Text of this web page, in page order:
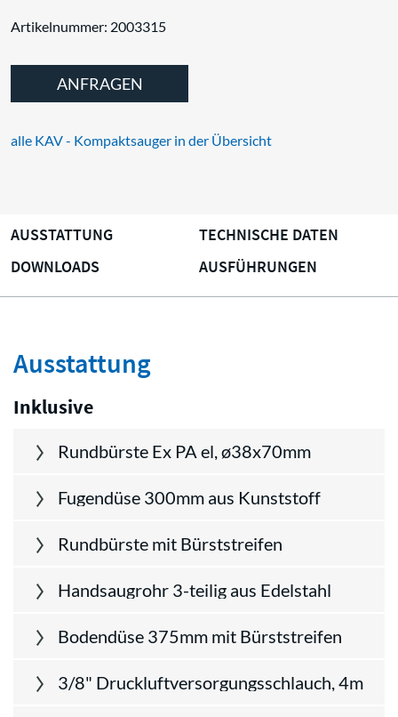
Artikelnummer: 2003315
ANFRAGEN
alle KAV - Kompaktsauger in der Übersicht
AUSSTATTUNG
TECHNISCHE DATEN
DOWNLOADS
AUSFÜHRUNGEN
Ausstattung
Inklusive
Rundbürste Ex PA el, ø38x70mm
Fugendüse 300mm aus Kunststoff
Rundbürste mit Bürststreifen
Handsaugrohr 3-teilig aus Edelstahl
Bodendüse 375mm mit Bürststreifen
3/8" Druckluftversorgungsschlauch, 4m